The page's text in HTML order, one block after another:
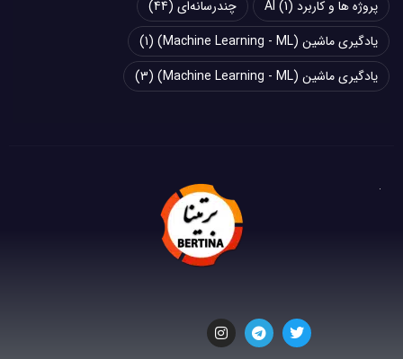
پروژه ها و کاربرد AI (1) چند‌‌رسانه‌ای (44)
یادگیری ماشین (Machine Learning - ML)
(1)
یادگیری ماشین (Machine Learning - ML)
(3)